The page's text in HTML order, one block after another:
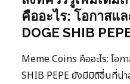
คืออะไร: โอกาสแ
DOGE SHIB
Meme Coins คืออะไร: โอก
SHIB PEPE ยังมีมิติอื่นที่น่า